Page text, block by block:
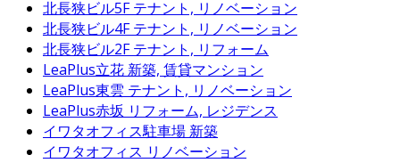
北長狭ビル5Fテナント, リノベーション
北長狭ビル4Fテナント, リノベーション
北長狭ビル2Fテナント, リフォーム
LeaPlus立花 新築, 賃貸マンション
LeaPlus東雲 テナント, リノベーション
LeaPlus赤坂 リフォーム, レジデンス
イワタオフィス駐車場 新築
イワタオフィス リノベーション